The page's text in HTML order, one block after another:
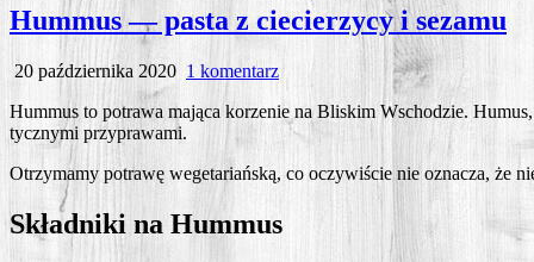
Hummus — pasta z ciecierzycy i sezamu
20 października 2020 1 komentarzdo
Hummus
—
pasta
ciecierzycy
sezamu
Hum­mus to potra­wa mają­ca korze­nie na Bli­skim Wscho­dzie.
tycz­ny­mi przyprawami.
Otrzy­ma­my potra­wę wege­ta­riań­ską, co oczy­wi­ście nie ozna­cza, że
Składniki na Hummus